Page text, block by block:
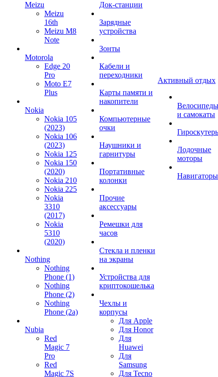
Meizu
Meizu
16th
Meizu M8
Note
Motorola
Edge 20
Pro
Moto E7
Plus
Nokia
Nokia 105
(2023)
Nokia 106
(2023)
Nokia 125
Nokia 150
(2020)
Nokia 210
Nokia 225
Nokia
3310
(2017)
Nokia
5310
(2020)
Nothing
Nothing
Phone (1)
Nothing
Phone (2)
Nothing
Phone (2a)
Nubia
Red
Magic 7
Pro
Red
Magic 7S
Док-станции
Зарядные
устройства
Зонты
Кабели и
переходники
Карты памяти и
накопители
Компьютерные
очки
Наушники и
гарнитуры
Портативные
колонки
Прочие
аксессуары
Ремешки для
часов
Стекла и пленки
на экраны
Устройства для
криптокошелька
Чехлы и
корпусы
Для Apple
Для Honor
Для
Huawei
Для
Samsung
Для Tecno
Активный отдых
Велосипеды
и самокаты
Лодочные
моторы
Навигаторы